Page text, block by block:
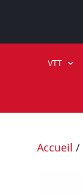
VTT
Accueil /